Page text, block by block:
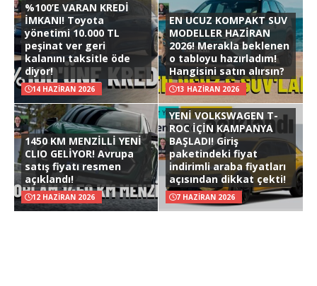
%100’E VARAN KREDİ
İMKANI! Toyota
yönetimi 10.000 TL
peşinat ver geri
kalanını taksitle öde
diyor!
14 HAZIRAN 2026
EN UCUZ KOMPAKT SUV
MODELLER HAZİRAN
2026! Merakla beklenen
o tabloyu hazırladım!
Hangisini satın alırsın?
13 HAZIRAN 2026
1450 KM MENZİLLİ YENİ
CLIO GELİYOR! Avrupa
satış fiyatı resmen
açıklandı!
12 HAZIRAN 2026
YENİ VOLKSWAGEN T-
ROC İÇİN KAMPANYA
BAŞLADI! Giriş
paketindeki fiyat
indirimli araba fiyatları
açısından dikkat çekti!
7 HAZIRAN 2026